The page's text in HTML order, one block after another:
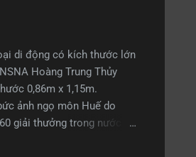
di động có kích thước lớn
Hoàng Trung Thủy
0,86m x 1,15m.
ảnh ngọ môn Huế do
giải thưởng trong nước và